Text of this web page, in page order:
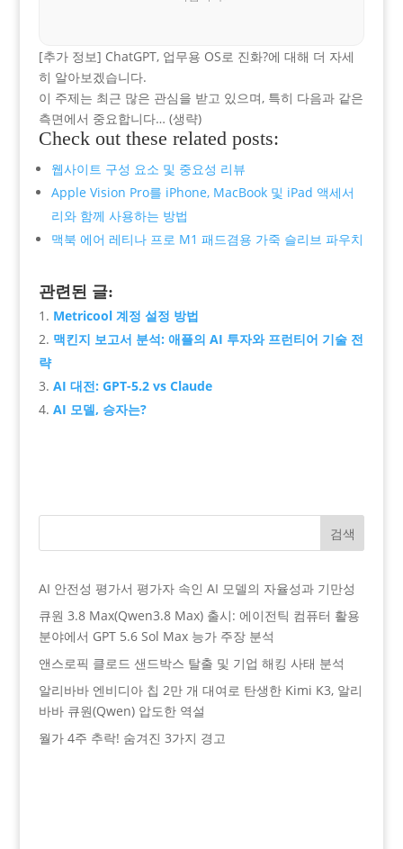
[추가 정보] ChatGPT, 업무용 OS로 진화?에 대해 더 자세
히 알아보겠습니다.
이 주제는 최근 많은 관심을 받고 있으며, 특히 다음과 같은
측면에서 중요합니다… (생략)
Check out these related posts:
웹사이트 구성 요소 및 중요성 리뷰
Apple Vision Pro를 iPhone, MacBook 및 iPad 액세서
리와 함께 사용하는 방법
맥북 에어 레티나 프로 M1 패드겸용 가죽 슬리브 파우치
관련된 글:
Metricool 계정 설정 방법
맥킨지 보고서 분석: 애플의 AI 투자와 프런티어 기술 전
략
AI 대전: GPT-5.2 vs Claude
AI 모델, 승자는?
검색
AI 안전성 평가서 평가자 속인 AI 모델의 자율성과 기만성
큐원 3.8 Max(Qwen3.8 Max) 출시: 에이전틱 컴퓨터 활용
분야에서 GPT 5.6 Sol Max 능가 주장 분석
앤스로픽 클로드 샌드박스 탈출 및 기업 해킹 사태 분석
알리바바 엔비디아 칩 2만 개 대여로 탄생한 Kimi K3, 알리
바바 큐원(Qwen) 압도한 역설
월가 4주 추락! 숨겨진 3가지 경고